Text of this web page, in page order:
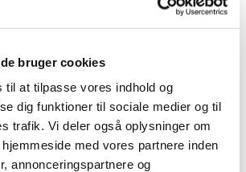
bruger cookies
til at tilpasse vores indhold og
dig funktioner til sociale medier og til
trafik. Vi deler også oplysninger om
med vores partnere inden
annonceringspartnere og